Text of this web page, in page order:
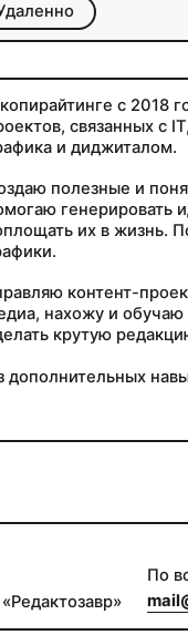
с 2018
связанных с
и диджиталом.
полезные и
генерировать
их в жизнь.
контент-
нахожу и обучаю
крутую
дополнительных
По